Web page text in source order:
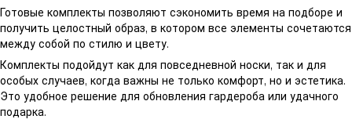
Готовые комплекты позволяют сэкономить время на подборе и
получить целостный образ, в котором все элементы сочетаются
между собой по стилю и цвету.
Комплекты подойдут как для повседневной носки, так и для
особых случаев, когда важны не только комфорт, но и эстетика.
Это удобное решение для обновления гардероба или удачного
подарка.